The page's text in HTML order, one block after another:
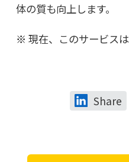
体の質も向上します。
現在、このサービス
Share